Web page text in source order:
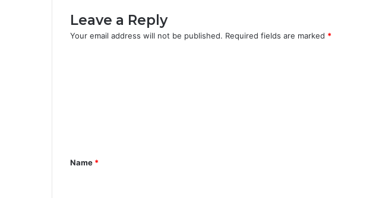
Leave a Reply
Your email address will not be published. Required fields are marked *
t
Name *